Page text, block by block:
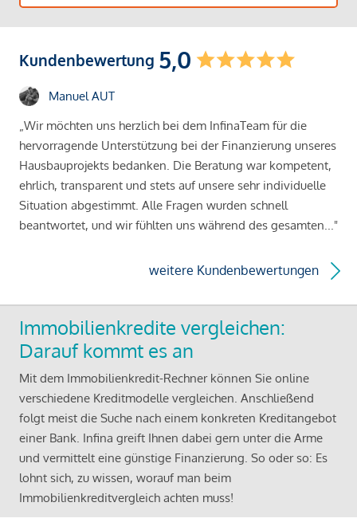
Kundenbewertung 5,0
Manuel AUT
„Wir möchten uns herzlich bei dem InfinaTeam für die
hervorragende Unterstützung bei der Finanzierung unseres
Hausbauprojekts bedanken. Die Beratung war kompetent,
ehrlich, transparent und stets auf unsere sehr individuelle
Situation abgestimmt. Alle Fragen wurden schnell
beantwortet, und wir fühlten uns während des gesamten..."
weitere Kundenbewertungen
Immobilienkredite vergleichen:
Darauf kommt es an
Mit dem Immobilienkredit-Rechner können Sie online
verschiedene Kreditmodelle vergleichen. Anschließend
folgt meist die Suche nach einem konkreten Kreditangebot
einer Bank. Infina greift Ihnen dabei gern unter die Arme
und vermittelt eine günstige Finanzierung. So oder so: Es
lohnt sich, zu wissen, worauf man beim
Immobilienkreditvergleich achten muss!